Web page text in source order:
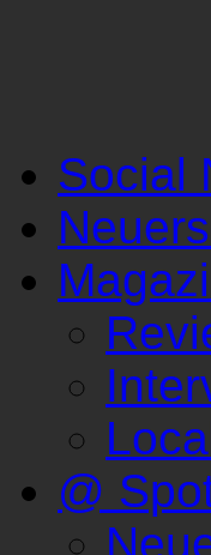
Social
@